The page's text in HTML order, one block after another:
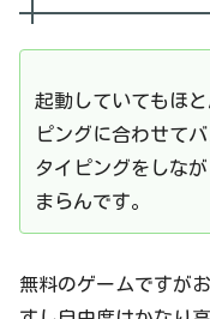
起動していてもほ
ピングに合わせて
タイピングをしな
まらんです。
無料のゲームですが